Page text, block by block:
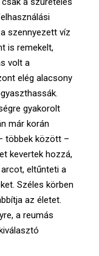
szennyezett víz
is remekelt,
volt a
elég alacsony
gyakorolt
már korán
többek között –
kevertek hozzá,
eltűnteti a
Széles körben
az életet.
a reumás